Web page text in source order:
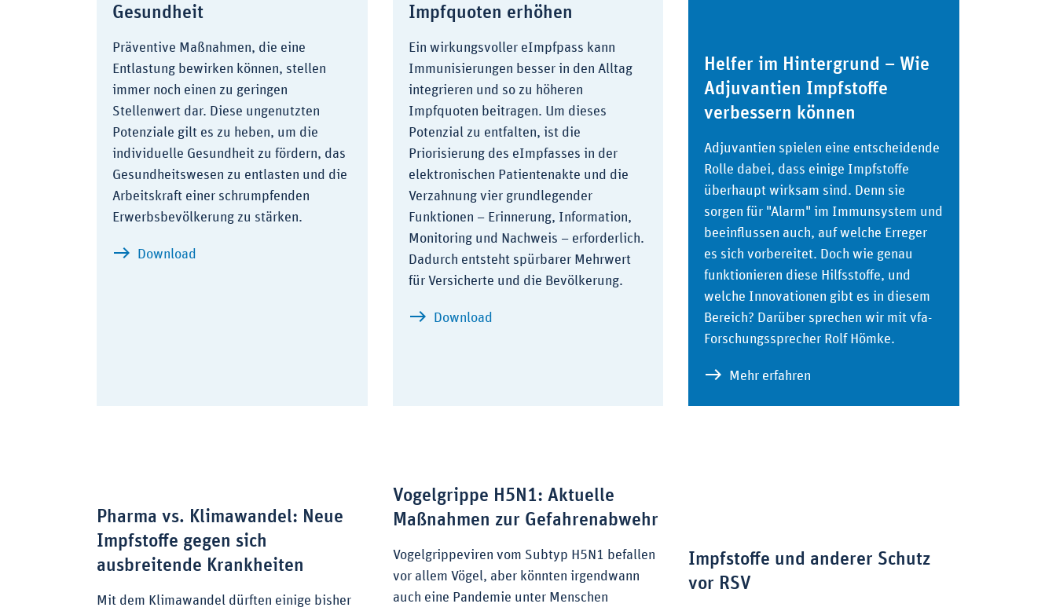
Gesundheit
Präventive Maßnahmen, die eine
Entlastung bewirken können, stellen
immer noch einen zu geringen
Stellenwert dar. Diese ungenutzten
Potenziale gilt es zu heben, um die
individuelle Gesundheit zu fördern, das
Gesundheitswesen zu entlasten und die
Arbeitskraft einer schrumpfenden
Erwerbsbevölkerung zu stärken.
Download zu Positionspapier: Prävention als Investition in die Gesundheit
Impfquoten erhöhen
Ein wirkungsvoller eImpfpass kann
Immunisierungen besser in den Alltag
integrieren und so zu höheren
Impfquoten beitragen. Um dieses
Potenzial zu entfalten, ist die
Priorisierung des eImpfasses in der
elektronischen Patientenakte und die
Verzahnung vier grundlegender
Funktionen – Erinnerung, Information,
Monitoring und Nachweis – erforderlich.
Dadurch entsteht spürbarer Mehrwert
für Versicherte und die Bevölkerung.
Download zu Positionspapier: Jederzeit, überall – eImpfpass kann Impfquoten erhöhen
Helfer im Hintergrund – Wie
Adjuvantien Impfstoffe
verbessern können
Adjuvantien spielen eine entscheidende
Rolle dabei, dass einige Impfstoffe
überhaupt wirksam sind. Denn sie
sorgen für "Alarm" im Immunsystem und
beeinflussen auch, auf welche Erreger
es sich vorbereitet. Doch wie genau
funktionieren diese Hilfsstoffe, und
welche Innovationen gibt es in diesem
Bereich? Darüber sprechen wir mit vfa-
Forschungssprecher Rolf Hömke.
Mehr erfahren
Pharma vs. Klimawandel: Neue
Impfstoffe gegen sich
ausbreitende Krankheiten
Mit dem Klimawandel dürften einige bisher
Vogelgrippe H5N1: Aktuelle
Maßnahmen zur Gefahrenabwehr
Vogelgrippeviren vom Subtyp H5N1 befallen
vor allem Vögel, aber könnten irgendwann
auch eine Pandemie unter Menschen
Impfstoffe und anderer Schutz
vor RSV